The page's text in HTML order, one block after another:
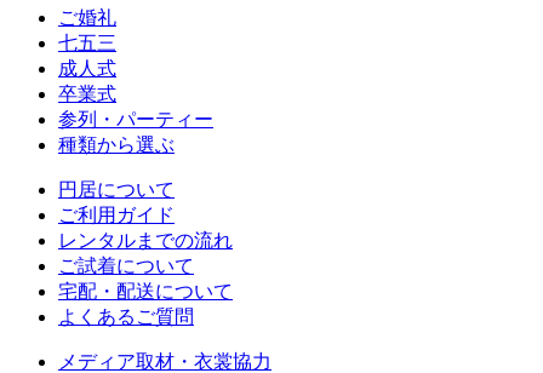
ご婚礼
七五三
成人式
卒業式
参列・パーティー
種類から選ぶ
円居について
ご利用ガイド
レンタルまでの流れ
ご試着について
宅配・配送について
よくあるご質問
メディア取材・衣裳協力